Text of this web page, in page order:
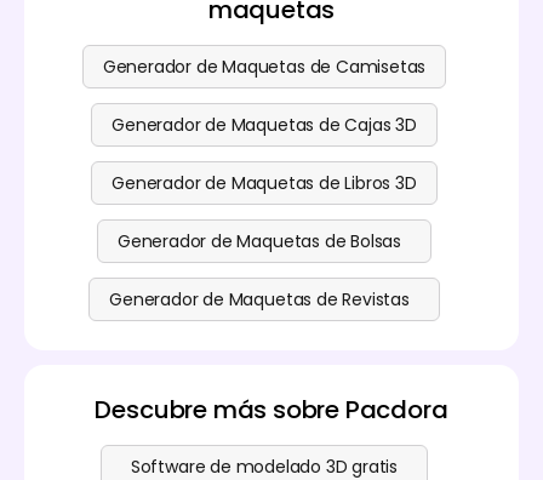
maquetas
Generador de Maquetas de Camisetas
Generador de Maquetas de Cajas 3D
Generador de Maquetas de Libros 3D
Generador de Maquetas de Bolsas
Generador de Maquetas de Revistas
Descubre más sobre Pacdora
Software de modelado 3D gratis